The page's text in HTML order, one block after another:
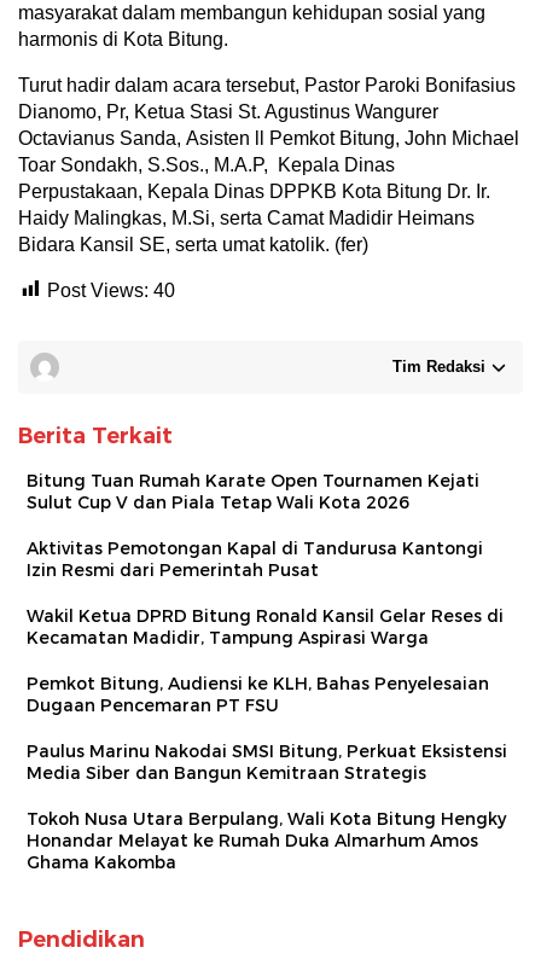
masyarakat dalam membangun kehidupan sosial yang
harmonis di Kota Bitung.
Turut hadir dalam acara tersebut, Pastor Paroki Bonifasius
Dianomo, Pr, Ketua Stasi St. Agustinus Wangurer
Octavianus Sanda, Asisten ll Pemkot Bitung, John Michael
Toar Sondakh, S.Sos., M.A.P, Kepala Dinas
Perpustakaan, Kepala Dinas DPPKB Kota Bitung Dr. Ir.
Haidy Malingkas, M.Si, serta Camat Madidir Heimans
Bidara Kansil SE, serta umat katolik. (fer)
Post Views: 40
Tim Redaksi
Berita Terkait
Bitung Tuan Rumah Karate Open Tournamen Kejati
Sulut Cup V dan Piala Tetap Wali Kota 2026
Aktivitas Pemotongan Kapal di Tandurusa Kantongi
Izin Resmi dari Pemerintah Pusat
Wakil Ketua DPRD Bitung Ronald Kansil Gelar Reses di
Kecamatan Madidir, Tampung Aspirasi Warga
Pemkot Bitung, Audiensi ke KLH, Bahas Penyelesaian
Dugaan Pencemaran PT FSU
Paulus Marinu Nakodai SMSI Bitung, Perkuat Eksistensi
Media Siber dan Bangun Kemitraan Strategis
Tokoh Nusa Utara Berpulang, Wali Kota Bitung Hengky
Honandar Melayat ke Rumah Duka Almarhum Amos
Ghama Kakomba
Pendidikan